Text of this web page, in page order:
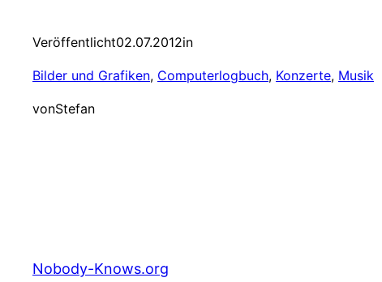
Veröffentlicht02.07.2012in
Bilder und Grafiken, Computerlogbuch, Konzerte, Musik
vonStefan
Nobody-Knows.org